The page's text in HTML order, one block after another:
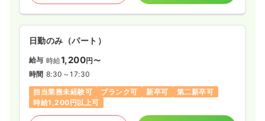
日勤のみ（パート）
給与 時給1,200円〜
時間 8:30～17:30
担当業務未経験可
ブランク可 新卒可
第二新卒可
時給1,200円以上可